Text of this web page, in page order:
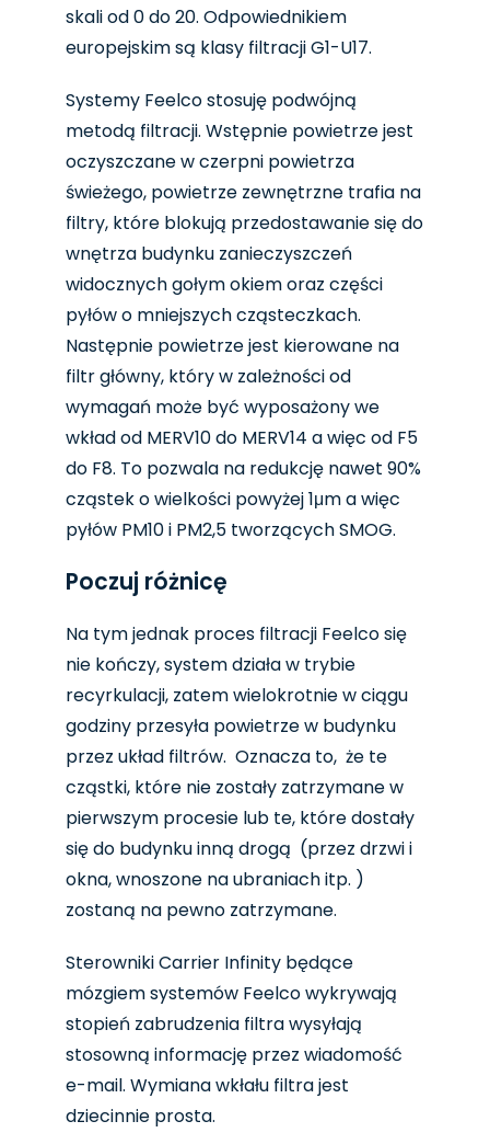
skali od 0 do 20. Odpowiednikiem
europejskim są klasy filtracji G1-U17.
Systemy Feelco stosuję podwójną
metodą filtracji. Wstępnie powietrze jest
oczyszczane w czerpni powietrza
świeżego, powietrze zewnętrzne trafia na
filtry, które blokują przedostawanie się do
wnętrza budynku zanieczyszczeń
widocznych gołym okiem oraz części
pyłów o mniejszych cząsteczkach.
Następnie powietrze jest kierowane na
filtr główny, który w zależności od
wymagań może być wyposażony we
wkład od MERV10 do MERV14 a więc od F5
do F8. To pozwala na redukcję nawet 90%
cząstek o wielkości powyżej 1μm a więc
pyłów PM10 i PM2,5 tworzących SMOG.
Poczuj różnicę
Na tym jednak proces filtracji Feelco się
nie kończy, system działa w trybie
recyrkulacji, zatem wielokrotnie w ciągu
godziny przesyła powietrze w budynku
przez układ filtrów. Oznacza to, że te
cząstki, które nie zostały zatrzymane w
pierwszym procesie lub te, które dostały
się do budynku inną drogą (przez drzwi i
okna, wnoszone na ubraniach itp. )
zostaną na pewno zatrzymane.
Sterowniki Carrier Infinity będące
mózgiem systemów Feelco wykrywają
stopień zabrudzenia filtra wysyłają
stosowną informację przez wiadomość
e-mail. Wymiana wkłału filtra jest
dziecinnie prosta.